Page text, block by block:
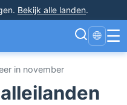
. Bekijk alle landen.
🌐 ☰
in november